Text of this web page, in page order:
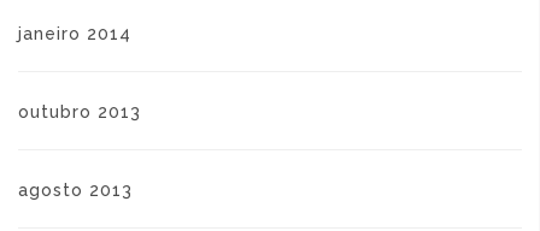
janeiro 2014
outubro 2013
agosto 2013